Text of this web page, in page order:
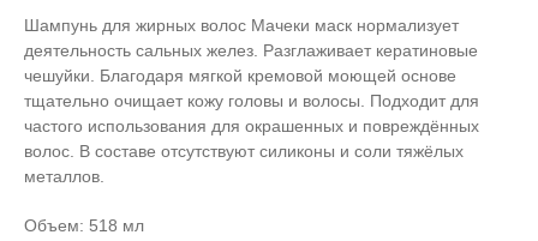
Шампунь для жирных волос Мачеки маск нормализует
деятельность сальных желез. Разглаживает кератиновые
чешуйки. Благодаря мягкой кремовой моющей основе
тщательно очищает кожу головы и волосы. Подходит для
частого использования для окрашенных и повреждённых
волос. В составе отсутствуют силиконы и соли тяжёлых
металлов.
Объем: 518 мл